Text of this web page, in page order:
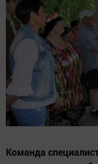
Команда